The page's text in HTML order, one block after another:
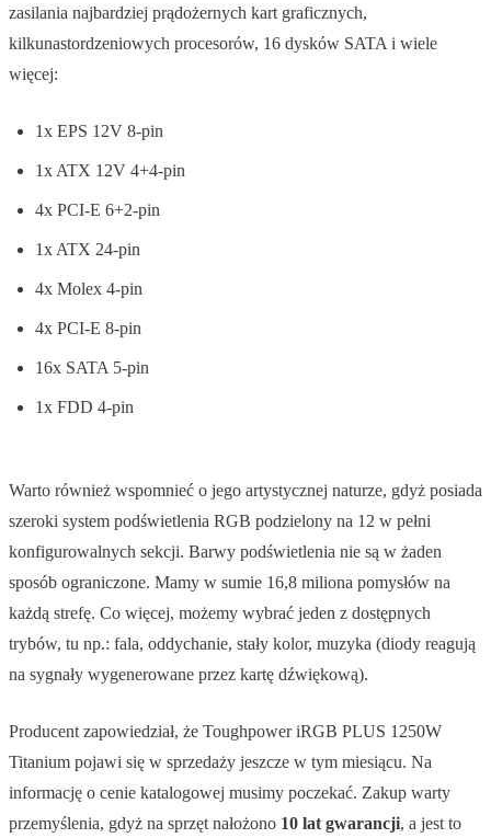
zasilania najbardziej prądożernych kart graficznych,
kilkunastordzeniowych procesorów, 16 dysków SATA i wiele
więcej:
1x EPS 12V 8-pin
1x ATX 12V 4+4-pin
4x PCI-E 6+2-pin
1x ATX 24-pin
4x Molex 4-pin
4x PCI-E 8-pin
16x SATA 5-pin
1x FDD 4-pin
Warto również wspomnieć o jego artystycznej naturze, gdyż posiada
szeroki system podświetlenia RGB podzielony na 12 w pełni
konfigurowalnych sekcji. Barwy podświetlenia nie są w żaden
sposób ograniczone. Mamy w sumie 16,8 miliona pomysłów na
każdą strefę. Co więcej, możemy wybrać jeden z dostępnych
trybów, tu np.: fala, oddychanie, stały kolor, muzyka (diody reagują
na sygnały wygenerowane przez kartę dźwiękową).
Producent zapowiedział, że Toughpower iRGB PLUS 1250W
Titanium pojawi się w sprzedaży jeszcze w tym miesiącu. Na
informację o cenie katalogowej musimy poczekać. Zakup warty
przemyślenia, gdyż na sprzęt nałożono 10 lat gwarancji, a jest to